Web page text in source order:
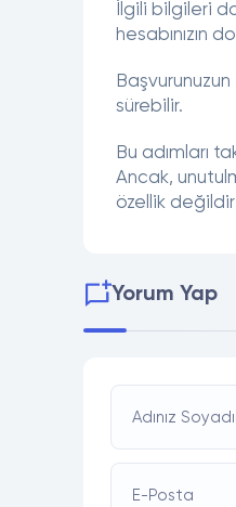
İlgili bilgileri
hesabınızın
sürebilir.
Bu adımları
Ancak,
özellik
Yorum Yap
Adınız
E-Posta